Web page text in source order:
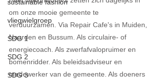
sustainable fashion
vliegwielgroep
SDG 1
SDG 2
SDG 3
om onze mooie gemeente te
verduurzamen. Via Repair Cafe's in Muiden,
Naarden en Bussum. Als circulaire- of
energiecoach. Als zwerfafvalopruimer en
bomenridder. Als beleidsadviseur en
medewerker van de gemeente. Als doeners